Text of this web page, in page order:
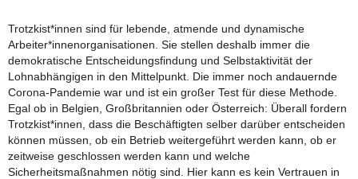
Trotzkist*innen sind für lebende, atmende und dynamische
Arbeiter*innenorganisationen. Sie stellen deshalb immer die
demokratische Entscheidungsfindung und Selbstaktivität der
Lohnabhängigen in den Mittelpunkt. Die immer noch andauernde
Corona-Pandemie war und ist ein großer Test für diese Methode.
Egal ob in Belgien, Großbritannien oder Österreich: Überall fordern
Trotzkist*innen, dass die Beschäftigten selber darüber entscheiden
können müssen, ob ein Betrieb weitergeführt werden kann, ob er
zeitweise geschlossen werden kann und welche
Sicherheitsmaßnahmen nötig sind. Hier kann es kein Vertrauen in